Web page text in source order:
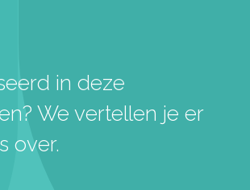
in deze
We vertellen je er
over.